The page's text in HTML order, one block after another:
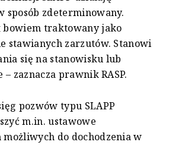
sposób zdeterminowany.
bowiem traktowany jako
stawianych zarzutów. Stanowi
się na stanowisku lub
zaznacza prawnik RASP.
pozwów typu SLAPP
m.in. ustawowe
możliwych do dochodzenia w